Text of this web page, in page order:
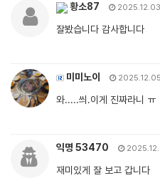
황소87
잘봤습니다 감사합니다
미미노이
와.....씌.이게 진짜라니 ㅠ
익명 53470
재미있게 잘 보고 갑니다